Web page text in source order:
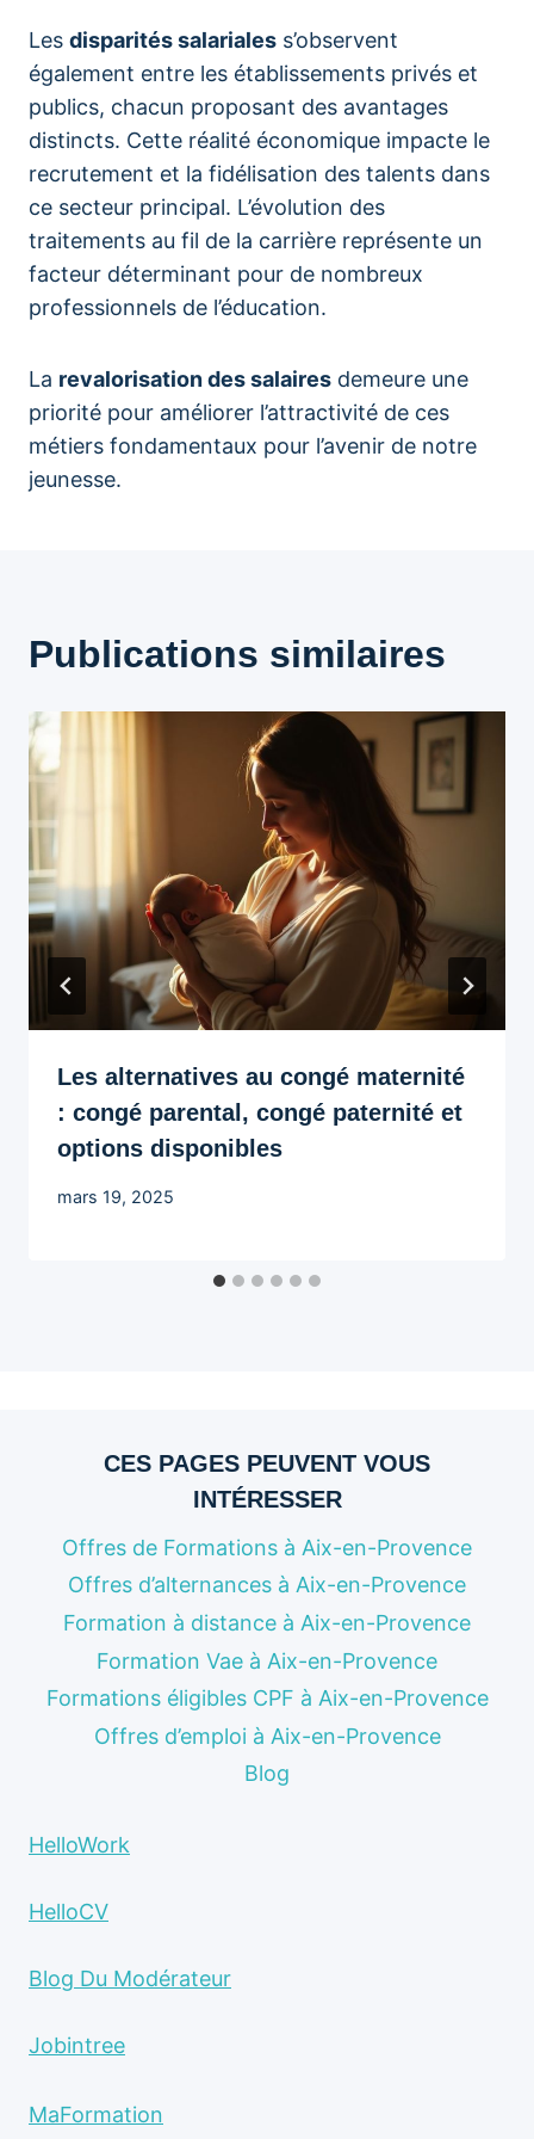
Les disparités salariales s’observent
également entre les établissements privés et
publics, chacun proposant des avantages
distincts. Cette réalité économique impacte le
recrutement et la fidélisation des talents dans
ce secteur principal. L’évolution des
traitements au fil de la carrière représente un
facteur déterminant pour de nombreux
professionnels de l’éducation.
La revalorisation des salaires demeure une
priorité pour améliorer l’attractivité de ces
métiers fondamentaux pour l’avenir de notre
jeunesse.
Publications similaires
Les alternatives au congé maternité
: congé parental, congé paternité et
options disponibles
mars 19, 2025
CES PAGES PEUVENT VOUS
INTÉRESSER
Offres de Formations à Aix-en-Provence
Offres d’alternances à Aix-en-Provence
Formation à distance à Aix-en-Provence
Formation Vae à Aix-en-Provence
Formations éligibles CPF à Aix-en-Provence
Offres d’emploi à Aix-en-Provence
Blog
HelloWork
HelloCV
Blog Du Modérateur
Jobintree
MaFormation